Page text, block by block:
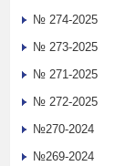
№ 274-2025
№ 273-2025
№ 271-2025
№ 272-2025
№270-2024
№269-2024